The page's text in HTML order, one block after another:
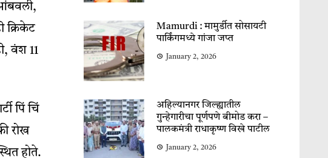
क्रिकेट
वंश 11
पिं चिं
रोख
होते.
Mamurdi : मामुर्डीत सोसायटी
पार्किंगमध्ये गांजा जप्त
January 2, 2026
अहिल्यानगर जिल्ह्यातील
गुन्हेगारीचा पूर्णपणे बीमोड करा –
पालकमंत्री राधाकृष्ण विखे पाटील
January 2, 2026